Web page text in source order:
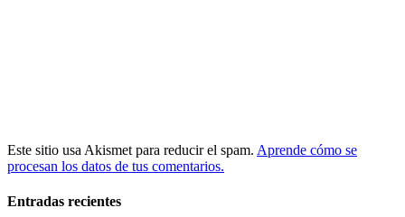
Este sitio usa Akismet para reducir el spam. Aprende cómo se
procesan los datos de tus comentarios.
Entradas recientes